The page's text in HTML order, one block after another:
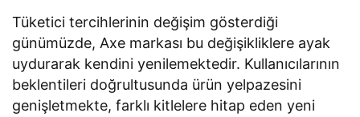
Tüketici tercihlerinin değişim gösterdiği
günümüzde, Axe markası bu değişikliklere ayak
uydurarak kendini yenilemektedir. Kullanıcılarının
beklentileri doğrultusunda ürün yelpazesini
genişletmekte, farklı kitlelere hitap eden yeni